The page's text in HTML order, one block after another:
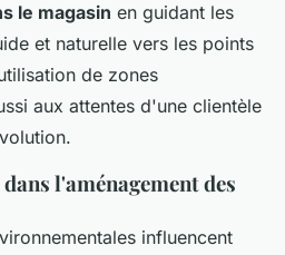
le magasin en guidant les
et naturelle vers les points
de zones
aux attentes d'une clientèle
l'aménagement des
influencent